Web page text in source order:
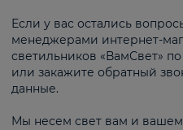
Если у вас остались
менеджерами интернет-
светильников «ВамСвет»
или закажите обратный
данные.
Мы несем свет вам и